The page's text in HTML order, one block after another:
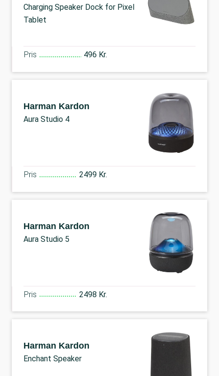
Charging Speaker Dock for Pixel
Tablet
Pris 496 Kr.
Harman Kardon
Aura Studio 4
Pris 2499 Kr.
Harman Kardon
Aura Studio 5
Pris 2498 Kr.
Harman Kardon
Enchant Speaker